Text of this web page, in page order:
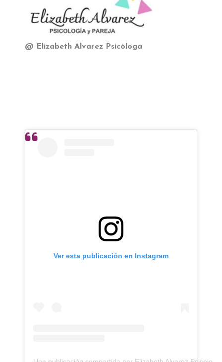
@ Elizabeth Alvarez Psicóloga
Ver esta publicación en Instagram